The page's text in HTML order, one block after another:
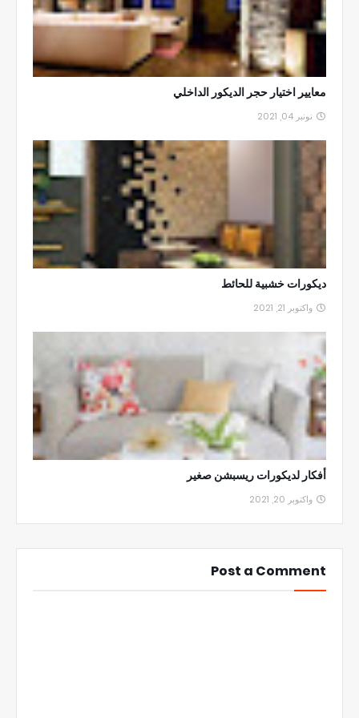
معايير اختيار حجر الديكور الداخلي
نونبر 04, 2021
ديكورات خشبية للحائط
واكتوبر 21, 2021
أفكار لديكورات ريسبشن صغير
واكتوبر 20, 2021
Post a Comment